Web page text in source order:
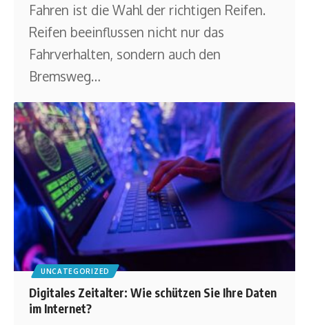
Fahren ist die Wahl der richtigen Reifen.
Reifen beeinflussen nicht nur das
Fahrverhalten, sondern auch den
Bremsweg…
UNCATEGORIZED
Digitales Zeitalter: Wie schützen Sie Ihre Daten
im Internet?